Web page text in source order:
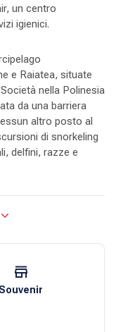
un centro
igienici.
e Raiatea, situate
nella Polinesia
da una barriera
altro posto al
di snorkeling
delfini, razze e
alla scoperta
lo snorkeling, facili
Sulla terraferma,
piatti
locale, nonché
a casa un souvenir
inoltre di
Souvenir